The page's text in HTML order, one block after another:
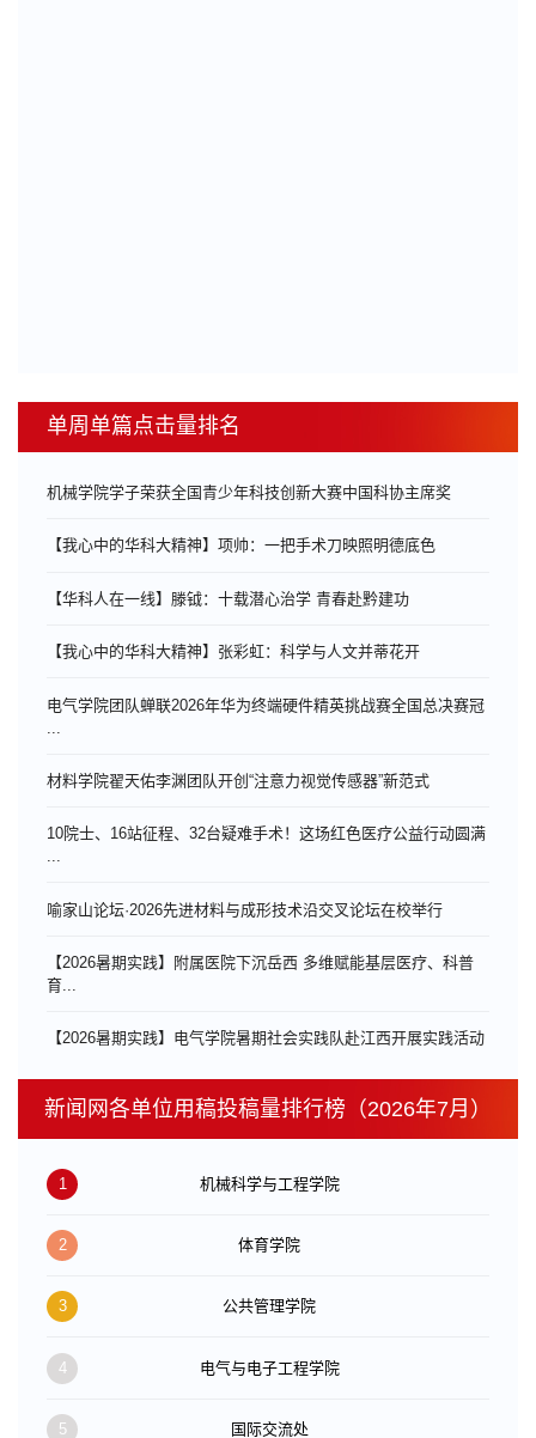
单周单篇点击量排名
机械学院学子荣获全国青少年科技创新大赛中国科协主席奖
【我心中的华科大精神】项帅：一把手术刀映照明德底色
【华科人在一线】滕钺：十载潜心治学 青春赴黔建功
【我心中的华科大精神】张彩虹：科学与人文并蒂花开
电气学院团队蝉联2026年华为终端硬件精英挑战赛全国总决赛冠
材料学院翟天佑李渊团队开创“注意力视觉传感器”新范式
10院士、16站征程、32台疑难手术！这场红色医疗公益行动圆满
...
喻家山论坛·2026先进材料与成形技术沿交叉论坛在校举行
【2026暑期实践】附属医院下沉岳西 多维赋能基层医疗、科普
育...
【2026暑期实践】电气学院暑期社会实践队赴江西开展实践活动
新闻网各单位用稿投稿量排行榜（2026年7月）
1 机械科学与工程学院
2 体育学院
3 公共管理学院
4 电气与电子工程学院
5 国际交流处